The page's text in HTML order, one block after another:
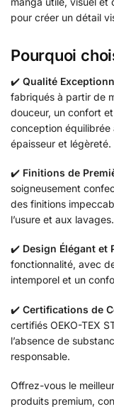
pour créer un détail
Pourquoi
✔️ Qualité
fabriqués à partir de
douceur, un confort
conception équilibrée
épaisseur et légèreté.
✔️ Finitions de
soigneusement
des finitions
l’usure et aux lavages.
✔️ Design Élégant et
fonctionnalité, avec
intemporel et un
✔️ Certifications de
certifiés OEKO-TEX
l’absence de
responsable.
Offrez-vous le
produits premium,